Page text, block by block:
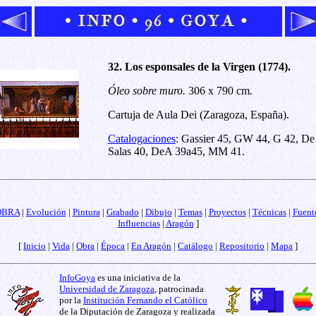
32. Los esponsales de la Virgen (1774).
Óleo sobre muro. 306 x 790 cm.
Cartuja de Aula Dei (Zaragoza, España).
Catalogaciones: Gassier 45, GW 44, G 42, De
Salas 40, DeA 39a45, MM 41.
| Evolución| Pintura| Grabado | Dibujo | Temas| Proyectos| Técnicas|
Influencias| Aragón]
[ Inicio | Vida | Obra | Época | En Aragón | Catálogo | Repositorio | Mapa ]
InfoGoya es una iniciativa de la
Universidad de Zaragoza, patrocinada
por la Institución Fernando el Católico
de la Diputación de Zaragoza y realizada